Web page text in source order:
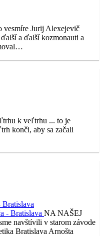
vesmíre Jurij Alexejevič
a ďalší kozmonauti a
k veľtrhu ... to je
konči, aby sa začali
NA NAŠEJ
navštívili v starom závode
Bratislava Arnošta